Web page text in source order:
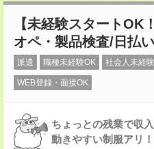
【未経験スタートOK
オペ・製品検査/日払
派遣 職種未経験OK 社会人未経
WEB登録・面接OK
ちょっとの残業で収入
動きやすい制服アリ！